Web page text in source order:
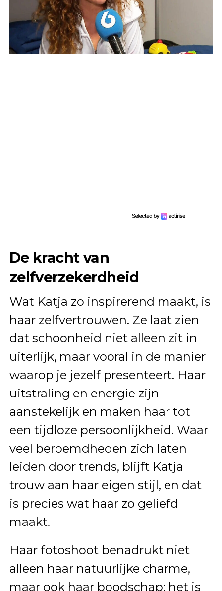
De kracht van
zelfverzekerdheid
Wat Katja zo inspirerend maakt, is
haar zelfvertrouwen. Ze laat zien
dat schoonheid niet alleen zit in
uiterlijk, maar vooral in de manier
waarop je jezelf presenteert. Haar
uitstraling en energie zijn
aanstekelijk en maken haar tot
een tijdloze persoonlijkheid. Waar
veel beroemdheden zich laten
leiden door trends, blijft Katja
trouw aan haar eigen stijl, en dat
is precies wat haar zo geliefd
maakt.
Haar fotoshoot benadrukt niet
alleen haar natuurlijke charme,
maar ook haar boodschap: het is